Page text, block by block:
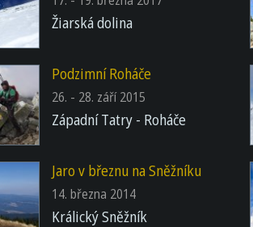
Žiarská dolina
Podzimní Roháče
26. - 28. září 2015
Západní Tatry - Roháče
Jaro v březnu na Sněžníku
14. března 2014
Králický Sněžník